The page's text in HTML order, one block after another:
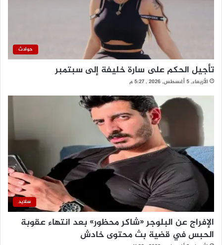
حوادث
تأجيل الحكم على سارة خليفة إلى سبتمبر
الأربعاء, 5 أغسطس, 2026 , 5:27 م
سلايد
الإفراج عن البلوجر «شاكر محظور» بعد انتهاء عقوبة
الحبس في قضية بث محتوى خادش